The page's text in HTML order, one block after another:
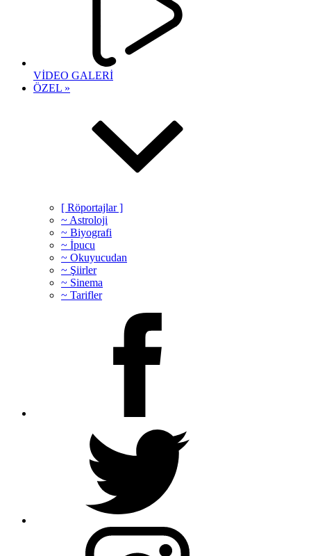
VİDEO GALERİ
ÖZEL »
[ Röportajlar ]
~ Astroloji
~ Biyografi
~ İpucu
~ Okuyucudan
~ Şiirler
~ Sinema
~ Tarifler